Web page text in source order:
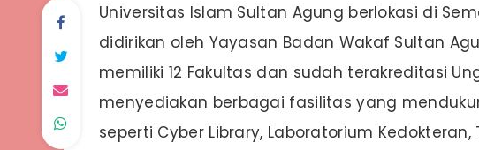
Universitas Islam Sultan Agung berlokasi di
didirikan oleh Yayasan Badan Wakaf Sultan
memiliki 12 Fakultas dan sudah terakreditasi
menyediakan berbagai fasilitas yang
seperti Cyber Library, Laboratorium Kedokteran,